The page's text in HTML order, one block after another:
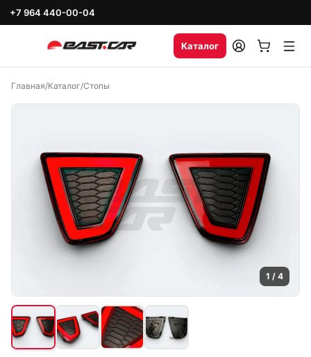
+7 964 440-00-04
Каталог
Главная/Каталог/Стопы
1 / 4